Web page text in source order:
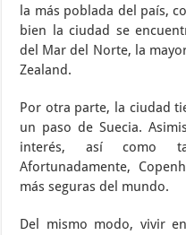
la más poblada del país,
bien la ciudad se
del Mar del Norte, la
Zealand.
Por otra parte, la ciudad
un paso de Suecia.
interés, así como
Afortunadamente,
más seguras del mundo.
Del mismo modo, vivir